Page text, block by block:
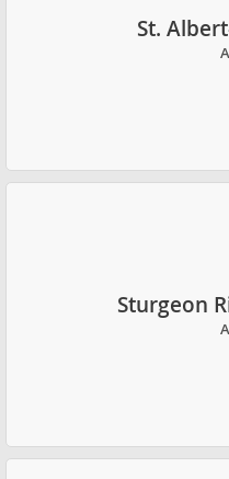
St.
Sturgeon